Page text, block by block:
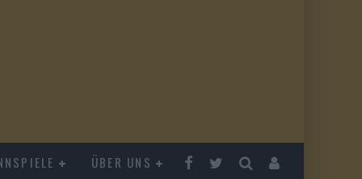
ÜBER UNS